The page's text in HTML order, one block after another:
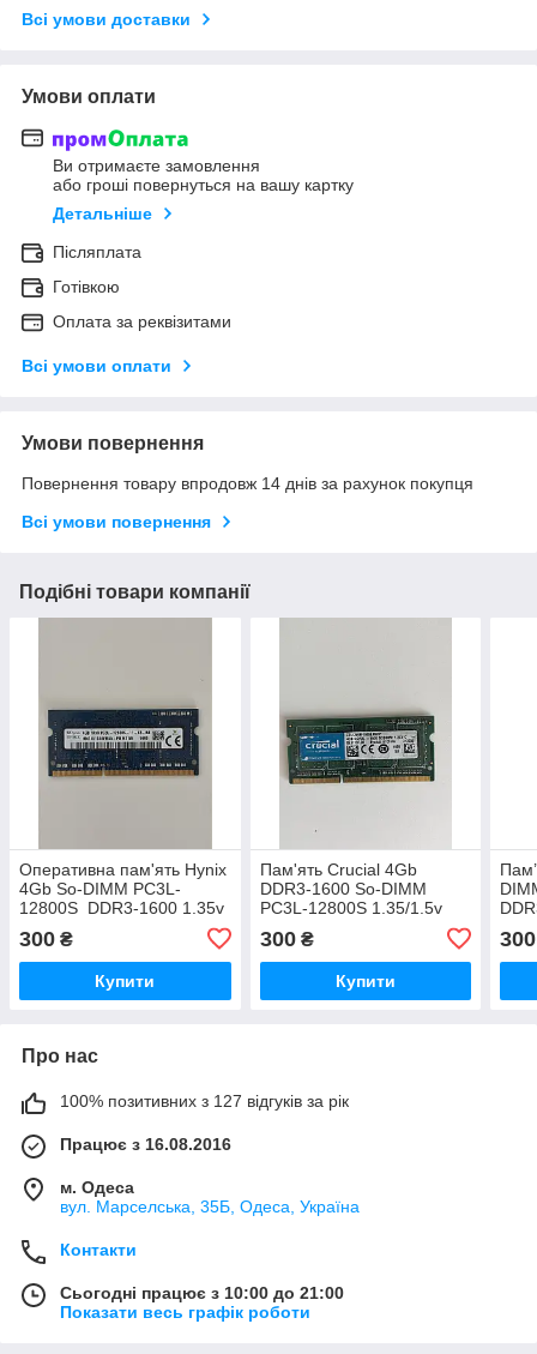
Всі умови доставки
Умови оплати
Ви отримаєте замовлення
або гроші повернуться на вашу картку
Детальніше
Післяплата
Готівкою
Оплата за реквізитами
Всі умови оплати
Умови повернення
Повернення товару впродовж 14 днів за рахунок покупця
Всі умови повернення
Подібні товари компанії
Оперативна пам'ять Hynix
4Gb So-DIMM PC3L-
12800S DDR3-1600 1.35v
(HMT451S6BFR8A-PB)
300 ₴
Купити
Пам'ять Crucial 4Gb
DDR3-1600 So-DIMM
PC3L-12800S 1.35/1.5v
300₴
Купити
300
Про нас
100% позитивних з 127 відгуків за рік
Працює з 16.08.2016
м. Одеса
вул. Марселська, 35Б, Одеса, Україна
Контакти
Сьогодні працює з 10:00 до 21:00
Показати весь графік роботи